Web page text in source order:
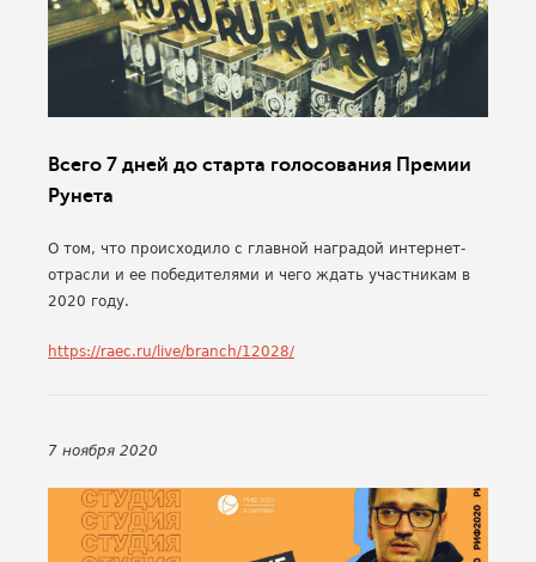
Всего 7 дней до старта голосования Премии
Рунета
О том, что происходило с главной наградой интернет-
отрасли и ее победителями и чего ждать участникам в
2020 году.
https://raec.ru/live/branch/12028/
7 ноября 2020